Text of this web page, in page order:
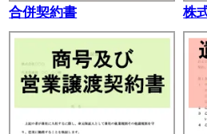
合併契約書 株